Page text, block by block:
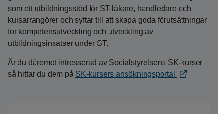
som ett utbildningsstöd för ST-läkare, handledare och
kursarrangörer och syftar till att skapa goda förutsättningar
för kompetensutveckling och utveckling av
utbildningsinsatser under ST.
Är du däremot intresserad av Socialstyrelsens SK-kurser
så hittar du dem på SK-kursers ansökningsportal